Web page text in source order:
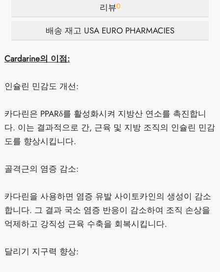
리뷰0
배송 재고 USA EURO PHARMACIES
Cardarine의 이점:
인슐린 민감도 개선:
카다린은 PPARδ를 활성화시켜 지방산 연소를 촉진합니
다. 이는 결과적으로 간, 근육 및 지방 조직의 인슐린 민감
도를 향상시킵니다.
골격근의 염증 감소:
카다린을 사용하면 염증 유발 사이토카인의 생성이 감소
합니다. 그 결과 국소 염증 반응이 감소하여 조직 손상을
억제하고 강직성 근육 수축을 회복시킵니다.
달리기 지구력 향상: